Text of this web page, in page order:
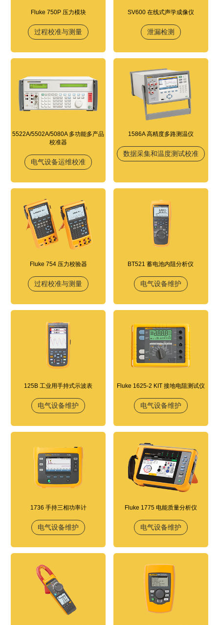
Fluke 750P 压力模块
过程校准与测量
SV600 在线式声学成像仪
泄漏检测
5522A/5502A/5080A 多功能多产品
校准器
电气设备运维校准
1586A 高精度多路测温仪
数据采集和温度测试校准
Fluke 754 压力校验器
过程校准与测量
BT521 蓄电池内阻分析仪
电气设备维护
125B 工业用手持式示波表
电气设备维护
Fluke 1625-2 KIT 接地电阻测试仪
电气设备维护
1736 手持三相功率计
电气设备维护
Fluke 1775 电能质量分析仪
电气设备维护